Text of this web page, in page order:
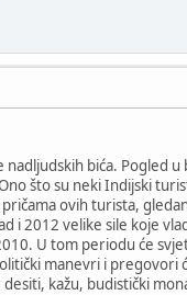
bića. Pogled u
što su neki Indijski
ovih turista,
i 2012 velike sile koje
U tom periodu će
manevri i pregovori
kažu, budistički